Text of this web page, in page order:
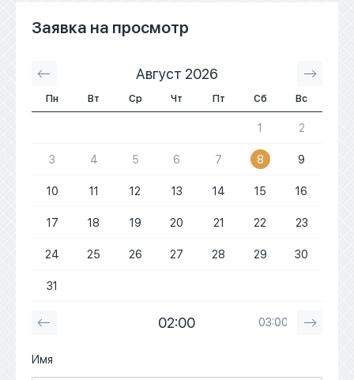
Заявка на просмотр
Август 2026
Пн Вт Ср Чт Пт Сб Вс
1 2
3 4 5 6 7 8 9
10 11 12 13 14 15 16
17 18 19 20 21 22 23
24 25 26 27 28 29 30
31
02:00 03:00
Имя